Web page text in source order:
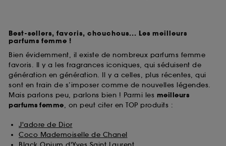
Best-sellers, favoris, chouchous... Les meilleurs
parfums femme !
Bien évidemment, il existe de nombreux parfums femme
favoris. Il y a les fragrances iconiques, qui séduisent de
génération en génération. Il y a celles, plus récentes, qui
sont en train de s’imposer comme de nouvelles légendes.
Mais parlons peu, parlons bien ! Parmi les meilleurs
parfums femme, on peut citer en TOP produits :
J'adore de Dior
Coco Mademoiselle de Chanel